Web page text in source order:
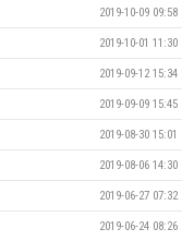
2019-10-09 09:58
2019-10-01 11:30
2019-09-12 15:34
2019-09-09 15:45
2019-08-30 15:01
2019-08-06 14:30
2019-06-27 07:32
2019-06-24 08:26